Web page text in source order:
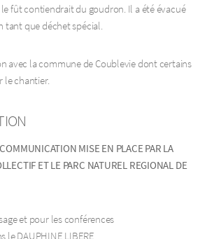
le fût contiendrait du goudron. Il a été évacué
tant que déchet spécial.
avec la commune de Coublevie dont certains
le chantier.
MISE EN PLACE PAR LA
ET LE PARC NATUREL REGIONAL DE
et pour les conférences
le DAUPHINE LIBERE